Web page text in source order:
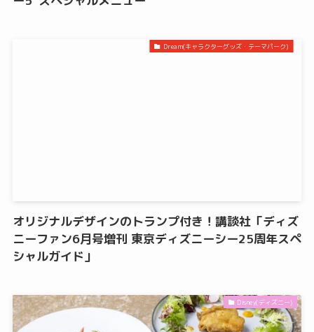
Dream(キャラクターグッズ・テーマパーク)
オリジナルデザインのトランプ付き！講談社「ディズ
ニーファン6月号増刊 東京ディズニーシー25周年スペ
シャルガイド」
Disney(ディズニー)